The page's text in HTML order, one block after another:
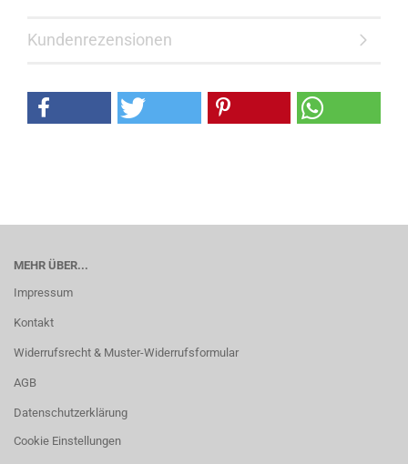
Kundenrezensionen
MEHR ÜBER...
Impressum
Kontakt
Widerrufsrecht & Muster-Widerrufsformular
AGB
Datenschutzerklärung
Cookie Einstellungen